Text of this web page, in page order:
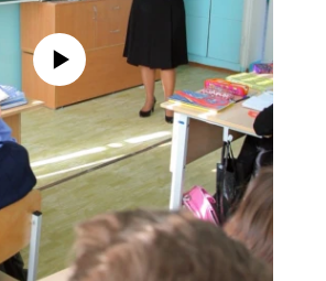
currently available